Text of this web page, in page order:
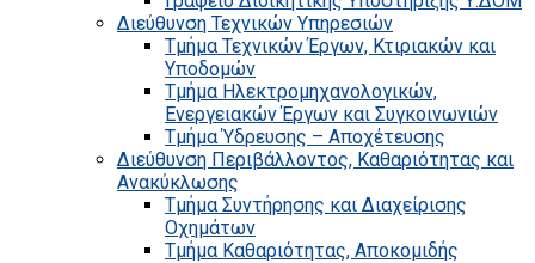
Διεύθυνση Τεχνικών Υπηρεσιών
Τμήμα Τεχνικών Έργων, Κτιριακών και
Υποδομών
Τμήμα Ηλεκτρομηχανολογικών,
Ενεργειακών Έργων και Συγκοινωνιών
Τμήμα Ύδρευσης – Αποχέτευσης
Διεύθυνση Περιβάλλοντος, Καθαριότητας και
Ανακύκλωσης
Τμήμα Συντήρησης και Διαχείρισης
Οχημάτων
Τμήμα Καθαριότητας, Αποκομιδής